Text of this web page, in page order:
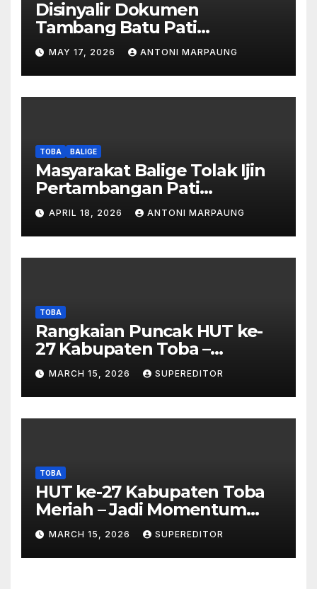
Disinyalir Dokumen
Tambang Batu Pati
Simanjuntak Palsu – Jerry
Manurung : Tambang Tidak
Berada Di DTA – Frengki
Pardede : Kami Tidak Miliki
Dipalsukan
MAY 17, 2026 ANTONI MARPAUNG
TOBA BALIGE
Masyarakat Balige Tolak Ijin
Pertambangan Pati
Simanjuntak – btc Akan
Investigasi Proses Perijinan
APRIL 18, 2026 ANTONI MARPAUNG
TOBA
Rangkaian Puncak HUT ke-
27 Kabupaten Toba –
Panjatkan Doa Untuk
Kesejahteraan
MARCH 15, 2026 SUPEREDITOR
TOBA
HUT ke-27 Kabupaten Toba
Meriah – Jadi Momentum
Perkuat Sinergi
Pembangunan Kawasan
Danau Toba
MARCH 15, 2026 SUPEREDITOR